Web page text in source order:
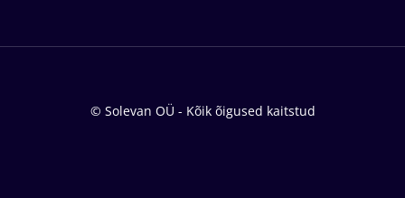
© Solevan OÜ - Kõik õigused kaitstud